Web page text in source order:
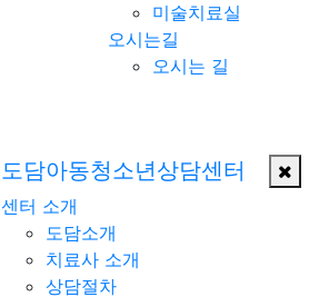
미술치료실
오시는길
오시는 길
도담아동청소년상담센터
센터 소개
도담소개
치료사 소개
상담절차